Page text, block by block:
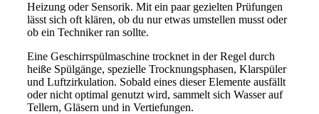
Heizung oder Sensorik. Mit ein paar gezielten Prüfungen
lässt sich oft klären, ob du nur etwas umstellen musst oder
ob ein Techniker ran sollte.
Eine Geschirrspülmaschine trocknet in der Regel durch
heiße Spülgänge, spezielle Trocknungsphasen, Klarspüler
und Luftzirkulation. Sobald eines dieser Elemente ausfällt
oder nicht optimal genutzt wird, sammelt sich Wasser auf
Tellern, Gläsern und in Vertiefungen.